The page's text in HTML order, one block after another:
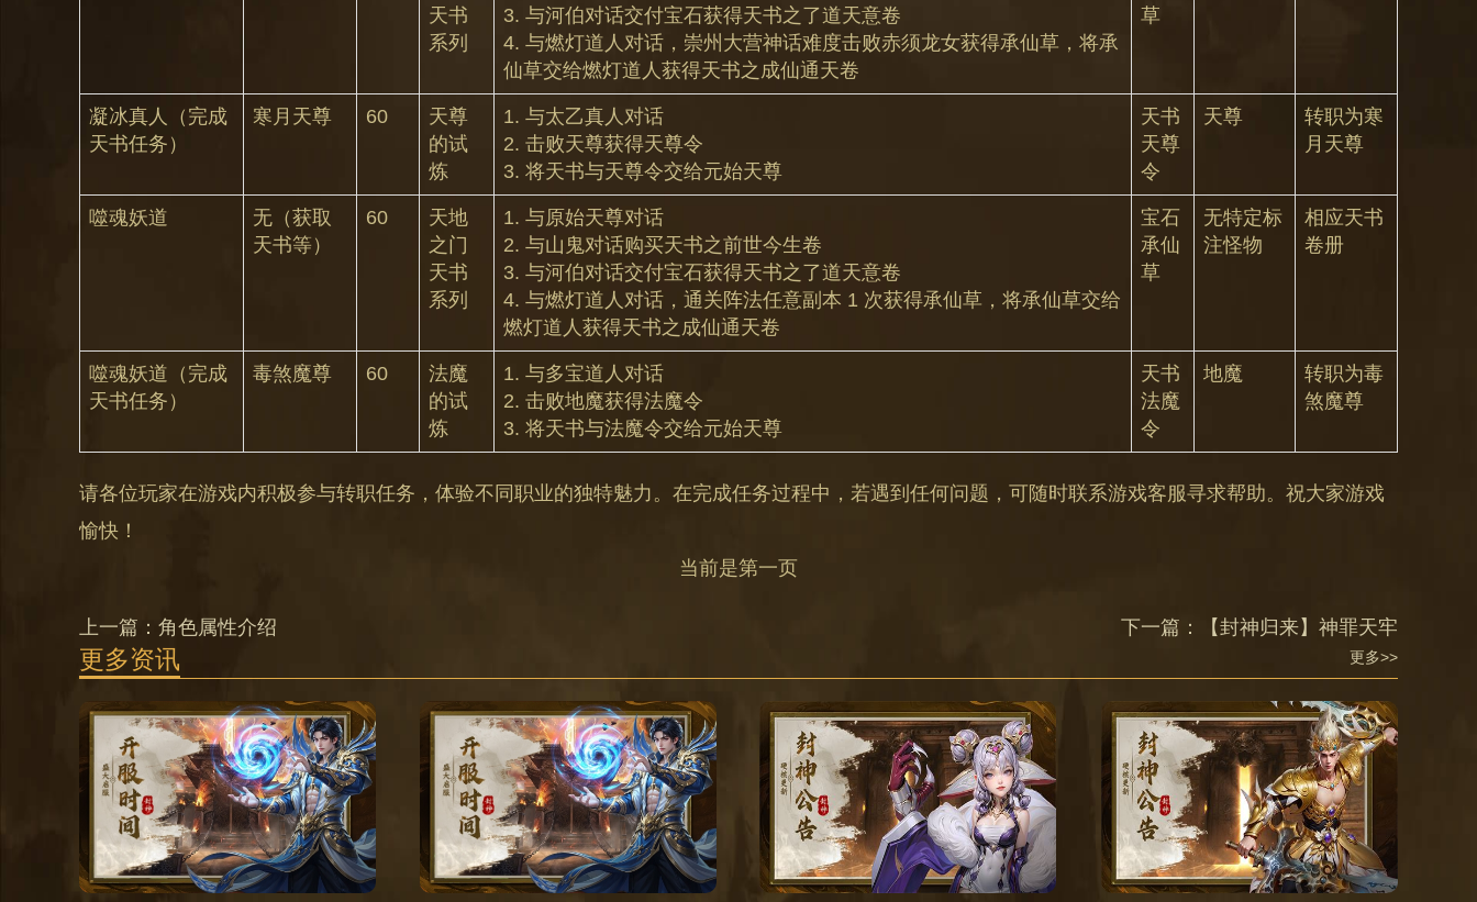
天书
系列
3. 与河伯对话交付宝石获得天书之了道天意卷
4. 与燃灯道人对话，崇州大营神话难度击败赤须龙女获得承仙草，将承
仙草交给燃灯道人获得天书之成仙通天卷
草
凝冰真人（完成
天书任务）
寒月天尊 60
天尊
的试
炼
1. 与太乙真人对话
2. 击败天尊获得天尊令
3. 将天书与天尊令交给元始天尊
天书
天尊
令
天尊
转职为寒
月天尊
噬魂妖道
无（获取
天书等）
60
天地
之门
天书
系列
1. 与原始天尊对话
2. 与山鬼对话购买天书之前世今生卷
3. 与河伯对话交付宝石获得天书之了道天意卷
4. 与燃灯道人对话，通关阵法任意副本 1 次获得承仙草，将承仙草交给
燃灯道人获得天书之成仙通天卷
宝石
承仙
草
无特定标
注怪物
相应天书
卷册
噬魂妖道（完成
天书任务）
毒煞魔尊 60
法魔
的试
炼
1. 与多宝道人对话
2. 击败地魔获得法魔令
3. 将天书与法魔令交给元始天尊
天书
法魔
令
地魔
转职为毒
煞魔尊
请各位玩家在游戏内积极参与转职任务，体验不同职业的独特魅力。在完成任务过程中，若遇到任何问题，可随时联系游戏客服寻求帮助。祝大家游戏
愉快！
当前是第一页
上一篇： 角色属性介绍 下一篇： 【封神归来】神罪天牢
更多资讯 更多>>